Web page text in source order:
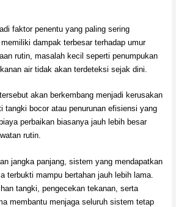
faktor penentu yang paling sering
dampak terbesar terhadap umur
rutin, masalah kecil seperti penumpukan
air tidak akan terdeteksi sejak dini.
akan berkembang menjadi kerusakan
tangki bocor atau penurunan efisiensi yang
perbaikan biasanya jauh lebih besar
rutin.
jangka panjang, sistem yang mendapatkan
terbukti mampu bertahan jauh lebih lama.
tangki, pengecekan tekanan, serta
membantu menjaga seluruh sistem tetap